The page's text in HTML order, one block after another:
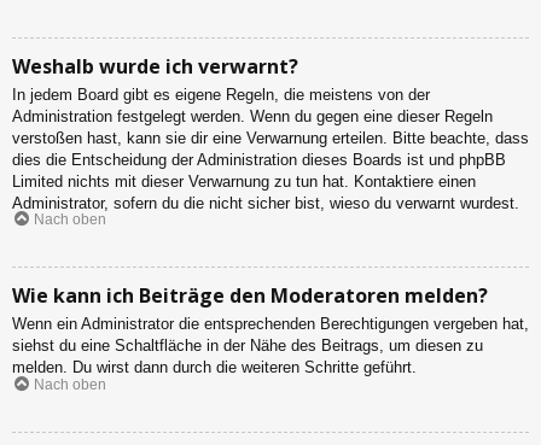
Weshalb wurde ich verwarnt?
In jedem Board gibt es eigene Regeln, die meistens von der
Administration festgelegt werden. Wenn du gegen eine dieser Regeln
verstoßen hast, kann sie dir eine Verwarnung erteilen. Bitte beachte, dass
dies die Entscheidung der Administration dieses Boards ist und phpBB
Limited nichts mit dieser Verwarnung zu tun hat. Kontaktiere einen
Administrator, sofern du die nicht sicher bist, wieso du verwarnt wurdest.
Nach oben
Wie kann ich Beiträge den Moderatoren melden?
Wenn ein Administrator die entsprechenden Berechtigungen vergeben hat,
siehst du eine Schaltfläche in der Nähe des Beitrags, um diesen zu
melden. Du wirst dann durch die weiteren Schritte geführt.
Nach oben